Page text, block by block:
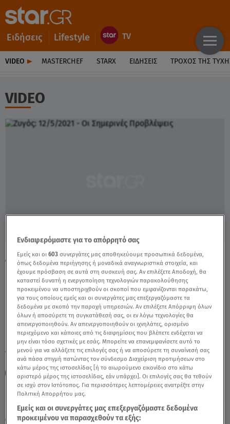
Ειδήσεις Lifestyle
VIDEO MASTERCHEF STARX ΕΙΔΉΣΕΙΣ ΤΡΟΧΌΣ ΤΗΣ
VIDEO
Πέμπτη 6 Αυγούστου 2026
12.05.21, 15:24 ΖΩΔΙΑ
Ζυγός: 12/5/2021 - Οι Σημερινές
Προβλέψεις - Video
TAGS: ΖΩΔΙΑ ΑΣΗ ΜΠΗΛΙΟΥ
ΑΣΤΡΟΛΟΓΙΚΕΣ ΠΡΟΒΛΕΨΕΙΣ ΖΥΓΟΣ ΖΩΔΙΑ ΑΣΗ ΜΠΗΛΙΟΥ
Ενδιαφερόμαστε για το απόρρητό σας
Εμείς και οι603 συνεργάτες μας αποθηκεύουμε προσωπικά δεδομένα,
όπως δεδομένα περιήγησης ή μοναδικά αναγνωριστικά στοιχεία, και
έχουμε πρόσβαση σε αυτά στη συσκευή σας. Αν επιλέξετε Αποδοχή, θα
καταστεί δυνατή η ενεργοποίηση τεχνολογιών παρακολούθησης
προκειμένου να υποστηριχθούν οι σκοποί που εμφανίζονται παρακάτω,
για τους οποίους εμείς και οι συνεργάτες μας επεξεργαζόμαστε τα
δεδομένα με σκοπό την παροχή υπηρεσιών. Αν επιλέξετε Απόρριψη όλων
όλων ή αποσύρετε τη συγκατάθεσή σας, οι εν λόγω τεχνολογίες θα
απενεργοποιηθούν. Αν απενεργοποιηθούν οι ιχνηλάτες, ορισμένο
περιεχόμενο και κάποιες από τις διαφημίσεις που βλέπετε ενδέχεται να
μην είναι τόσο σχετικές με εσάς. Μπορείτε να επανεμφανίσετε αυτό το
μενού για να αλλάξετε τις επιλογές σας ή να αποσύρετε τη συναίνεσή σας
ανά πάσα στιγμή πατώντας τον σύνδεσμο Διαχείριση προτιμήσεων στο
κάτω μέρος της ιστοσελίδας [ή το αιωρούμενο εικονίδιο στο κάτω
αριστερό μέρος της ιστοσελίδας, εάν υπάρχει]. Οι επιλογές σας θα τεθούν
σε ισχύ στον Ιστότοπος. Για περισσότερες λεπτομέρειες ανατρέξτε στην
Πολιτική Απορρήτου μας.
Εμείς και οι συνεργάτες μας επεξεργαζόμαστε δεδομένα
προκειμένου να παρασχεθούν τα εξής: